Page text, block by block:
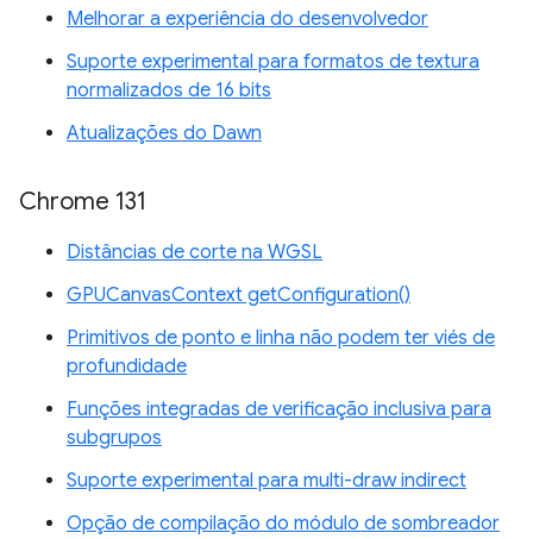
Melhorar a experiência do desenvolvedor
Suporte experimental para formatos de textura
normalizados de 16 bits
Atualizações do Dawn
Chrome 131
Distâncias de corte na WGSL
GPUCanvasContext getConfiguration()
Primitivos de ponto e linha não podem ter viés de
profundidade
Funções integradas de verificação inclusiva para
subgrupos
Suporte experimental para multi-draw indirect
Opção de compilação do módulo de sombreador